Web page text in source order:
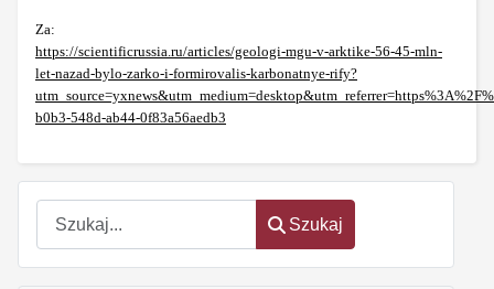
Szukaj
Szukaj
Za:
https://scientificrussia.ru/articles/geologi-mgu-v-arktike-56-45-mln-
let-nazad-bylo-zarko-i-formirovalis-karbonatnye-rify?
b0b3-548d-ab44-0f83a56aedb3